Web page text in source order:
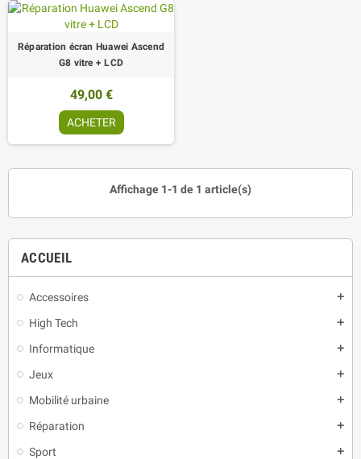
ACCUEIL
Accessoires add
High Tech add
Informatique add
Jeux add
Mobilité urbaine add
Réparation add
Sport add
Réparation écran Huawei Ascend
G8 vitre + LCD
49,00 €
ACHETER
Affichage 1-1 de 1 article(s)